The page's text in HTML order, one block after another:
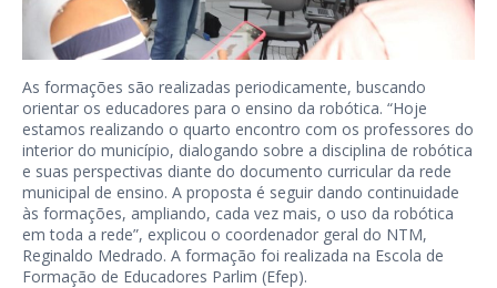
As formações são realizadas periodicamente, buscando
orientar os educadores para o ensino da robótica. “Hoje
estamos realizando o quarto encontro com os professores do
interior do município, dialogando sobre a disciplina de robótica
e suas perspectivas diante do documento curricular da rede
municipal de ensino. A proposta é seguir dando continuidade
às formações, ampliando, cada vez mais, o uso da robótica
em toda a rede”, explicou o coordenador geral do NTM,
Reginaldo Medrado. A formação foi realizada na Escola de
Formação de Educadores Parlim (Efep).